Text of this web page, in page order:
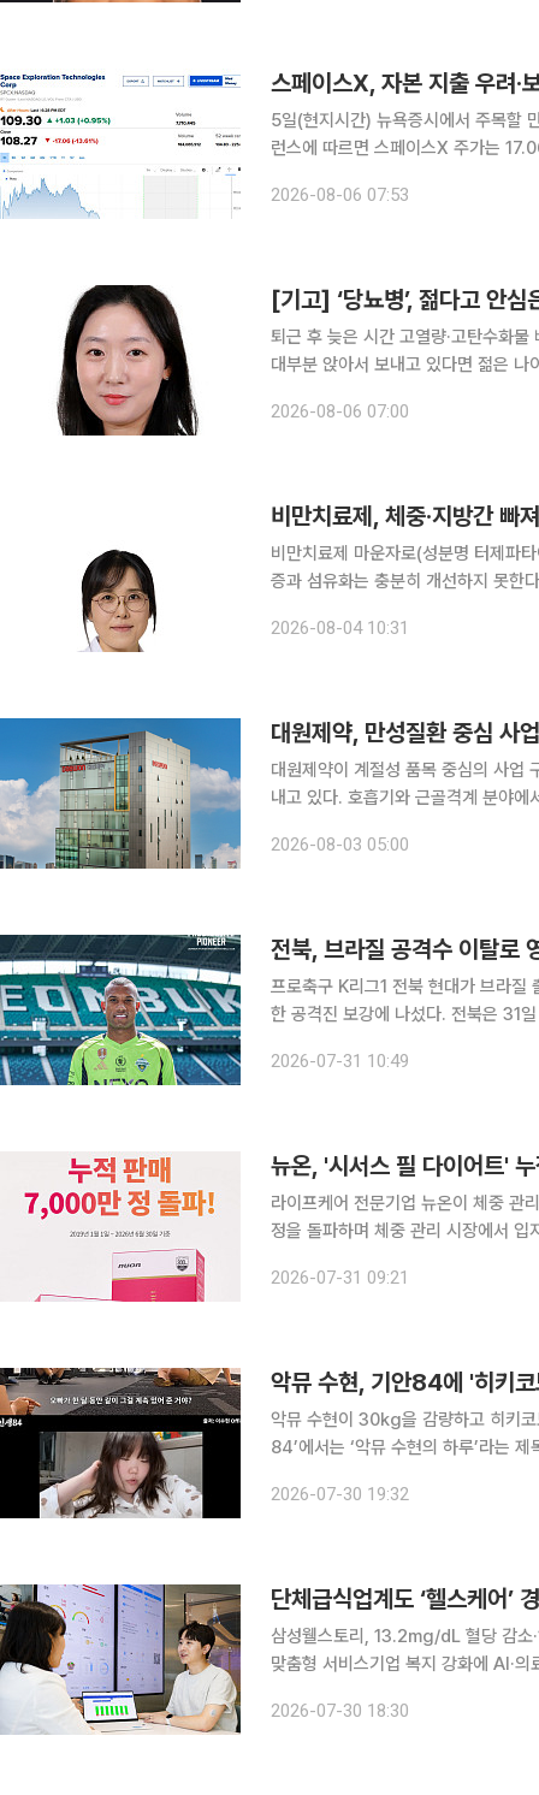
5일(현지시간) 뉴욕증시에서 주목할
런스에 따르면 스페이스X 주가는
면서 주가가 하락했다. 6일 스페이스
2026-08-06 07:53
[기고] ‘당뇨병’, 젊다고 안심
퇴근 후 늦은 시간 고열량·고탄수화
대부분 앉아서 보내고 있다면 젊은 나이에도
21.8%는 당뇨병 전단계인 것으로 나
2026-08-06 07:00
비만치료제, 체중·지방간 빠
비만치료제 마운자로(성분명 터제파
증과 섬유화는 충분히 개선하지 못한다는 동물실험 결
리즘(Endocrinology and
2026-08-04 10:31
대원제약, 만성질환 중심
대원제약이 계절성 품목 중심의 사업
내고 있다. 호흡기와 근골격계 분야
는 전략이다. 2일 제약업계
2026-08-03 05:00
전북, 브라질 공격수 이탈로
프로축구 K리그1 전북 현대가 브라질
한 공격진 보강에 나섰다. 전북은 31일 브라질 세리에A에서 활약한 이탈로를 영입했다고 발표했다.
2026-07-31 10:49
라이프케어 전문기업 뉴온이 체중 관
정을 돌파하며 체중 관리 시장에서 입지를 확대하고 있다. 뉴온
출시 이후 올해 6월까지 누적 판매량
2026-07-31 09:21
악뮤 수현, 기안84에 '히키
악뮤 수현이 30kg을 감량하고 히키코모리에서 탈
84’에서는 ‘악뮤 수현의 하루’라는 제
짜 하기 싫다. 정말 인생 빡세다”라며
2026-07-30 19:32
단체급식업계도 ‘헬스케어’
삼성웰스토리, 13.2mg/dL 혈당 감소
맞춤형 서비스기업 복지 강화에 AI·의료데이터
동 데이터를 AI로 분석해 맞춤형 식단
2026-07-30 18:30